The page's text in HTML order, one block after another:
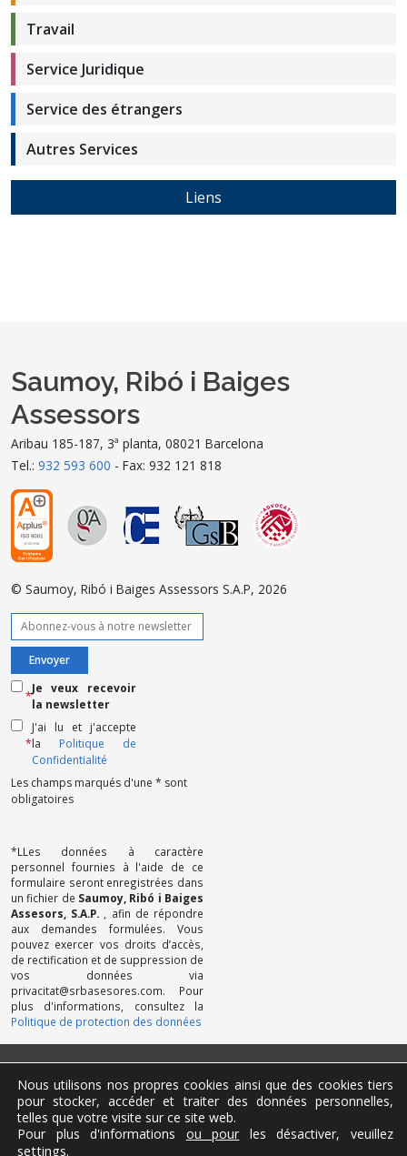
Travail
Service Juridique
Service des étrangers
Autres Services
Liens
Saumoy, Ribó i Baiges
Assessors
Aribau 185-187, 3ª planta, 08021 Barcelona
Tel.: 932 593 600 - Fax: 932 121 818
© Saumoy, Ribó i Baiges Assessors S.A.P, 2026
Les champs marqués d'une * sont
obligatoires
*
Je veux recevoir
la newsletter
*
J'ai lu et j'accepte
la Politique de
Confidentialité
*LLes données à caractère
personnel fournies à l'aide de ce
formulaire seront enregistrées dans
un fichier de Saumoy, Ribó i Baiges
Assesors, S.A.P.
, afin de répondre
aux demandes formulées. Vous
pouvez exercer vos droits d’accès,
de rectification et de suppression de
vos données via
privacitat@srbasesores.com. Pour
plus d'informations, consultez la
Politique de protection des données
Mentions légales
Cookies
Canal des plaintes
Contactez-nous
Nous utilisons nos propres cookies ainsi que des cookies tiers
pour stocker, accéder et traiter des données personnelles,
telles que votre visite sur ce site web.
Pour plus d'informations ou pour les désactiver, veuillez
settings.